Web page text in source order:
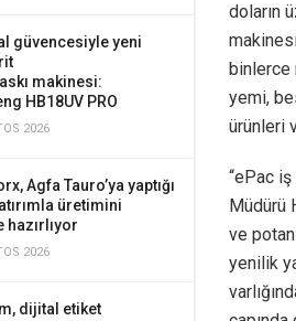
güvencesiyle yeni
makinesi:
HB18UV PRO
2026
Agfa Tauro’ya yaptığı
üretimini
hazırlıyor
2026
dijital etiket
doların
binlerce
yemi,
ürünleri
“ePac
Müdürü
ve
yenilik